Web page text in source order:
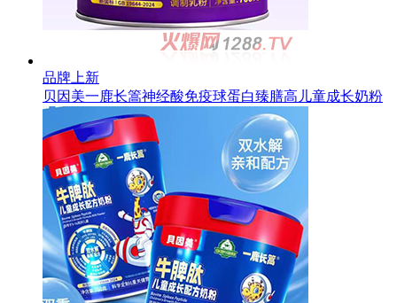
品牌上新
贝因美一鹿长篙神经酸免疫球蛋白臻膳高儿童成长奶粉